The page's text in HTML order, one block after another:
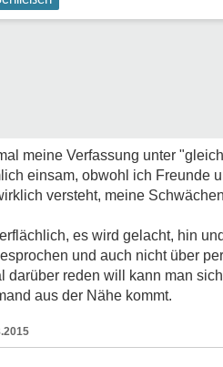
meine Verfassung unter
einsam, obwohl ich Freunde
versteht, meine
es wird gelacht, hin
und auch nicht über
reden will kann man
aus der Nähe kommt.